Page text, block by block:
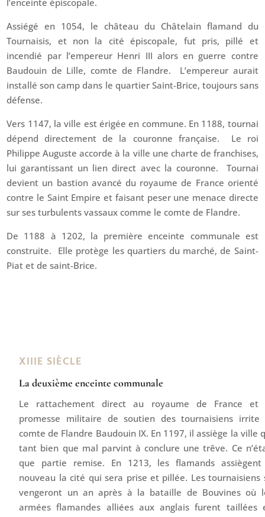
Assiégé en 1054, le château du Châtelain flamand du
Tournaisis, et non la cité épiscopale, fut pris, pillé et
incendié par l’empereur Henri III alors en guerre contre
Baudouin de Lille, comte de Flandre. L’empereur aurait
installé son camp dans le quartier Saint-Brice, toujours sans
défense.
Vers 1147, la ville est érigée en commune. En 1188, tournai
dépend directement de la couronne française. Le roi
Philippe Auguste accorde à la ville une charte de franchises,
lui garantissant un lien direct avec la couronne. Tournai
devient un bastion avancé du royaume de France orienté
contre le Saint Empire et faisant peser une menace directe
sur ses turbulents vassaux comme le comte de Flandre.
De 1188 à 1202, la première enceinte communale est
construite. Elle protège les quartiers du marché, de Saint-
Piat et de saint-Brice.
XIIIE SIÈCLE
La deuxième enceinte communale
Le rattachement direct au royaume de France et
promesse militaire de soutien des tournaisiens irrite
comte de Flandre Baudouin IX. En 1197, il assiège la ville
tant bien que mal parvint à conclure une trêve. Ce
que partie remise. En 1213, les flamands
nouveau la cité qui sera prise et pillée. Les tournaisiens
vengeront un an après à la bataille de Bouvines où
armées flamandes alliées aux anglais furent taillées